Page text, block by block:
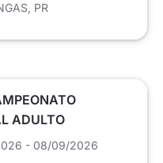
, PR
ADULTO
SÉRIE BRONZE
- 08/09/2026